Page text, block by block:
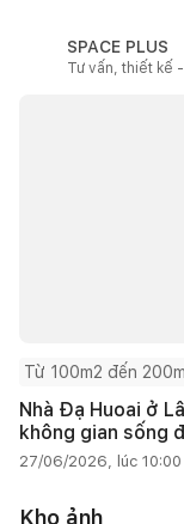
SPACE PLUS
Tư vấn, thiết kế
Từ 100m2 đến
Nhà Đạ Huoai ở
không gian sống
27/06/2026, lúc 10:00
Kho ảnh